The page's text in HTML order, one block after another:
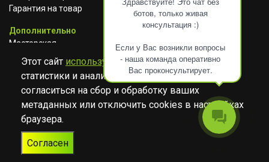
ботов, только живая
консультация :)
Если у Вас возникли вопросы
- наша команда оперативно
Вас проконсультирует.
Гарантия на товар
Дополнительно
Мастерская
Сотрудничество
АВИТО
TELEGRAM
YOUTUBE
© Музыкальный магазин Muzik Room, 2023-2026
Этот сайт использует cookies для сбора
статистики и анализа работы сайта. Просим
согласиться на сбор и обработку ваших
метаданных или отключить cookies в настройках
браузера.
Согласен